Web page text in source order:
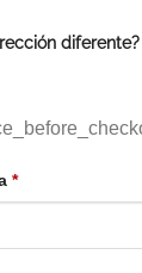
diferente?
*